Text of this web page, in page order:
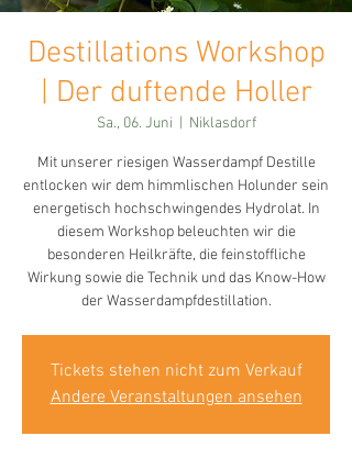
Destillations Workshop
| Der duftende Holler
Sa., 06. Juni Niklasdorf
Mit unserer riesigen Wasserdampf Destille
entlocken wir dem himmlischen Holunder sein
energetisch hochschwingendes Hydrolat. In
diesem Workshop beleuchten wir die
besonderen Heilkräfte, die feinstoffliche
Wirkung sowie die Technik und das Know-How
der Wasserdampfdestillation.
Tickets stehen nicht zum Verkauf
Andere Veranstaltungen ansehen